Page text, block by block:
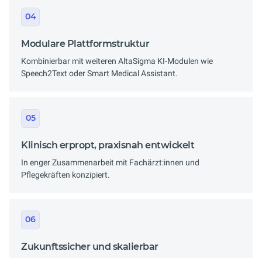
04
Modulare Plattformstruktur
Kombinierbar mit weiteren AltaSigma KI-Modulen wie
Speech2Text oder Smart Medical Assistant.
05
Klinisch erpropt, praxisnah entwickelt
In enger Zusammenarbeit mit Fachärzt:innen und
Pflegekräften konzipiert.
06
Zukunftssicher und skalierbar